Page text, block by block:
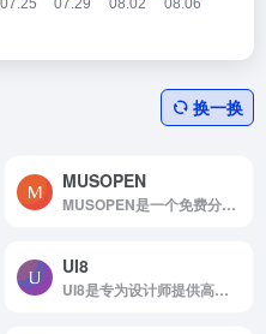
换一换
MUSOPEN
MUSOPEN是一个免费分享古典乐的网站。
UI8
UI8是专为设计师提供高质量UI设计资源的网站